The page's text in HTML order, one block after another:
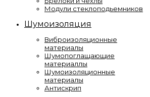
Модули стеклоподьемников
Шумоизоляция
Виброизоляционные
материалы
Шумопоглащающие
материаллы
Шумоизоляционные
материалы
Антискрип